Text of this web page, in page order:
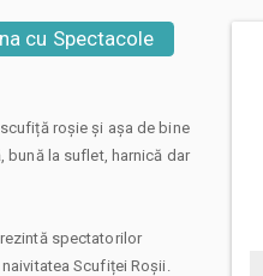
cu Spectacole
roșie și așa de bine
bună la suflet, harnică dar
spectatorilor
Scufiței Roșii.